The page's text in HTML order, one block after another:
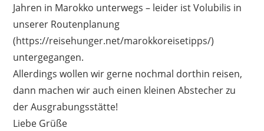
Jahren in Marokko unterwegs – leider ist Volubilis in
unserer Routenplanung
(https://reisehunger.net/marokkoreisetipps/)
untergegangen.
Allerdings wollen wir gerne nochmal dorthin reisen,
dann machen wir auch einen kleinen Abstecher zu
der Ausgrabungsstätte!
Liebe Grüße